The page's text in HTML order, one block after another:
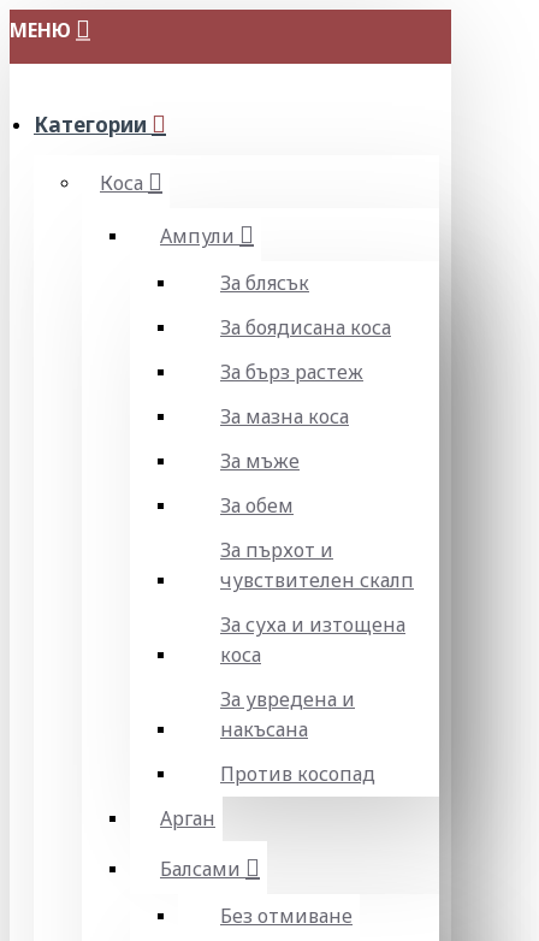
МЕНЮ
Категории
Коса
Ампули
За блясък
За боядисана коса
За бърз растеж
За мазна коса
За мъже
За обем
За пърхот и
чувствителен скалп
За суха и изтощена
коса
За увредена и
накъсана
Против косопад
Арган
Балсами
Без отмиване